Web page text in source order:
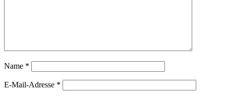
Name *
E-Mail-Adresse *